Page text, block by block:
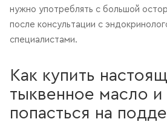
нужно употреблять с большой
после консультации с
специалистами.
Как купить
тыквенное масло и
попасться на